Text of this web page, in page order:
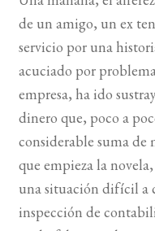
de un amigo, un ex
servicio por una
acuciado por
empresa, ha ido
dinero que, poco a
considerable suma de
que empieza la
una situación difícil a
inspección de